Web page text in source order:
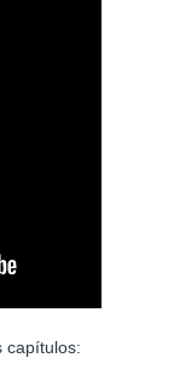
capítulos: